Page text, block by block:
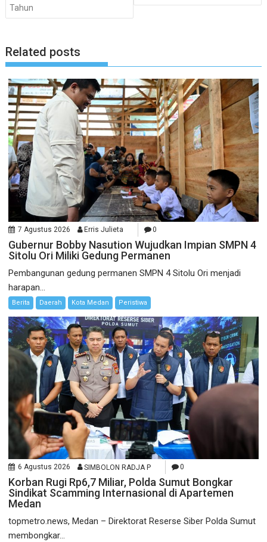
Tahun
Related posts
7 Agustus 2026 Erris Julieta 0
Gubernur Bobby Nasution Wujudkan Impian SMPN 4
Sitolu Ori Miliki Gedung Permanen
Pembangunan gedung permanen SMPN 4 Sitolu Ori menjadi
harapan...
Berita Daerah Kota Medan Peristiwa
6 Agustus 2026 SIMBOLON RADJA P 0
Korban Rugi Rp6,7 Miliar, Polda Sumut Bongkar
Sindikat Scamming Internasional di Apartemen
Medan
topmetro.news, Medan – Direktorat Reserse Siber Polda Sumut
membongkar...